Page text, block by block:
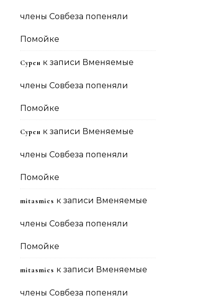
члены Совбеза попеняли
Помойке
Сурен к записи Вменяемые
члены Совбеза попеняли
Помойке
Сурен к записи Вменяемые
члены Совбеза попеняли
Помойке
mitasmies к записи Вменяемые
члены Совбеза попеняли
Помойке
mitasmies к записи Вменяемые
члены Совбеза попеняли